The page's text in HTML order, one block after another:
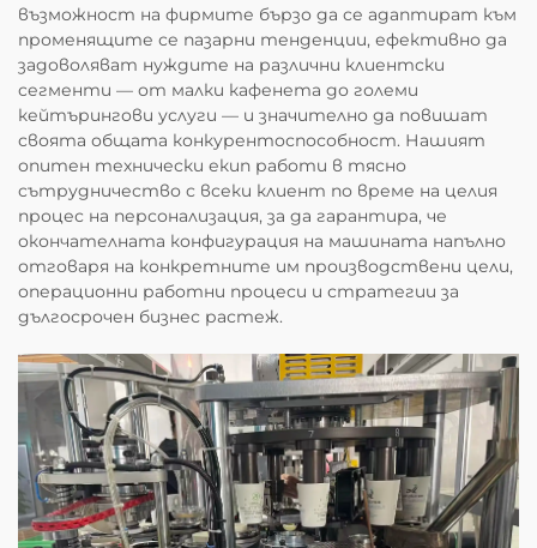
възможност на фирмите бързо да се адаптират към
променящите се пазарни тенденции, ефективно да
задоволяват нуждите на различни клиентски
сегменти — от малки кафенета до големи
кейтърингови услуги — и значително да повишат
своята общата конкурентоспособност. Нашият
опитен технически екип работи в тясно
сътрудничество с всеки клиент по време на целия
процес на персонализация, за да гарантира, че
окончателната конфигурация на машината напълно
отговаря на конкретните им производствени цели,
операционни работни процеси и стратегии за
дългосрочен бизнес растеж.